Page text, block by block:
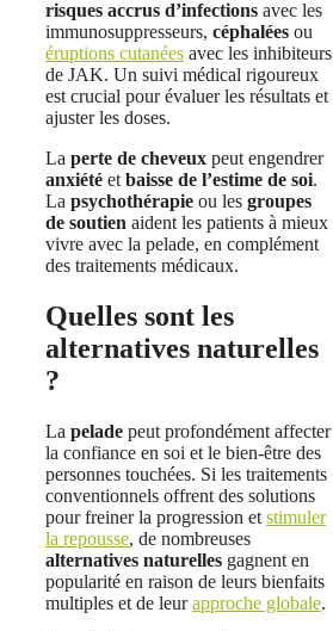
risques accrus d’infections avec les
immunosuppresseurs, céphalées ou
éruptions cutanées avec les inhibiteurs
de JAK. Un suivi médical rigoureux
est crucial pour évaluer les résultats et
ajuster les doses.
La perte de cheveux peut engendrer
anxiété et baisse de l’estime de soi.
La psychothérapie ou les groupes
de soutien aident les patients à mieux
vivre avec la pelade, en complément
des traitements médicaux.
Quelles sont les
alternatives naturelles
?
La pelade peut profondément affecter
la confiance en soi et le bien-être des
personnes touchées. Si les traitements
conventionnels offrent des solutions
pour freiner la progression et stimuler
la repousse, de nombreuses
alternatives naturelles gagnent en
popularité en raison de leurs bienfaits
multiples et de leurapproche globale.